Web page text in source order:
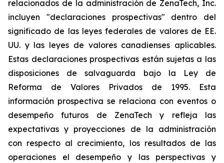
relacionados de la administración de ZenaTech, Inc.
incluyen "declaraciones prospectivas" dentro del
significado de las leyes federales de valores de EE.
UU. y las leyes de valores canadienses aplicables.
Estas declaraciones prospectivas están sujetas a las
disposiciones de salvaguarda bajo la Ley de
Reforma de Valores Privados de 1995. Esta
información prospectiva se relaciona con eventos o
desempeño futuros de ZenaTech y refleja las
expectativas y proyecciones de la administración
con respecto al crecimiento, los resultados de las
operaciones el desempeño y las perspectivas y